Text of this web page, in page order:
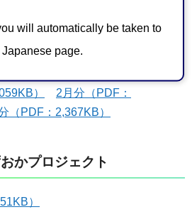
will automatically be taken to
Japanese page.
（PDF：725KB）
12月分
）
2月分（PDF：
（PDF：2,367KB）
かプロジェクト
）